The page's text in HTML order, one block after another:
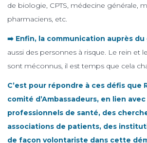
de biologie, CPTS, médecine générale,
pharmaciens, etc.
➡️ Enfin, la communication auprès du
aussi des personnes à risque. Le rein et
sont méconnus, il est temps que cela
C’est pour répondre à ces défis que
comité d’Ambassadeurs, en lien
professionnels de santé, des
associations de patients, des
de façon volontariste dans cette